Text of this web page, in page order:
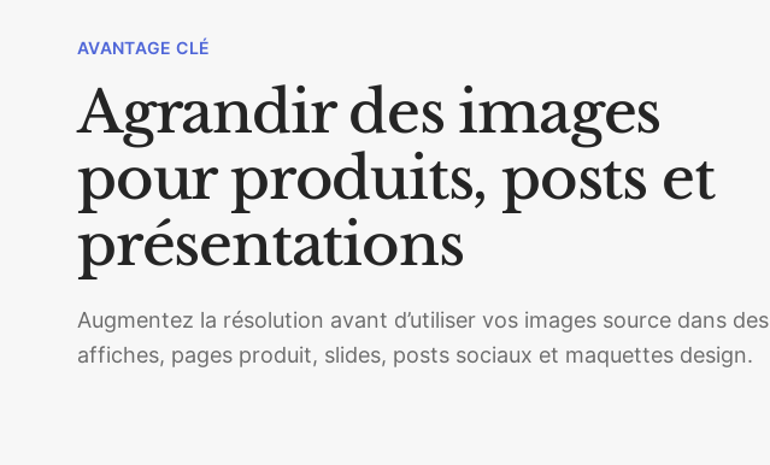
AVANTAGE CLÉ
Agrandir des images
pour produits, posts et
présentations
Augmentez la résolution avant d’utiliser vos images source dans des
affiches, pages produit, slides, posts sociaux et maquettes design.